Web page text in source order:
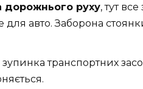
дорожнього руху, тут
авто. Заборона
транспортних